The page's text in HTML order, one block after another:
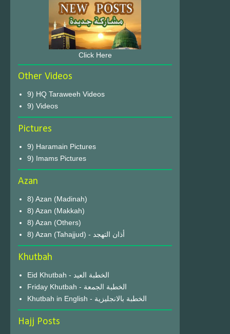
Click Here
Other Videos
9) HQ Taraweeh Videos
9) Videos
Pictures
9) Haramain Pictures
9) Imams Pictures
Azan
8) Azan (Madinah)
8) Azan (Makkah)
8) Azan (Others)
8) Azan (Tahajjud) - أذان التهجد
Khutbah
Eid Khutbah - الخطبة العيد
Friday Khutbah - الخطبة الجمعة
Khutbah in English - الخطبة بالانجليزية
Hajj Posts